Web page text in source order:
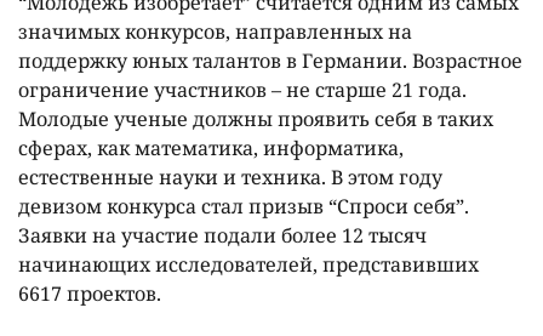
значимых конкурсов, направленных на
поддержку юных талантов в Германии. Возрастное
ограничение участников – не старше 21 года.
Молодые ученые должны проявить себя в таких
сферах, как математика, информатика,
естественные науки и техника. В этом году
девизом конкурса стал призыв “Спроси себя”.
Заявки на участие подали более 12 тысяч
начинающих исследователей, представивших
6617 проектов.